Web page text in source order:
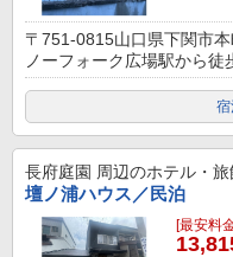
〒751-0815山口県下関市
ノーフォーク広場駅から徒
長府庭園 周辺のホテル・旅
壇ノ浦ハウス／民泊
[最安料